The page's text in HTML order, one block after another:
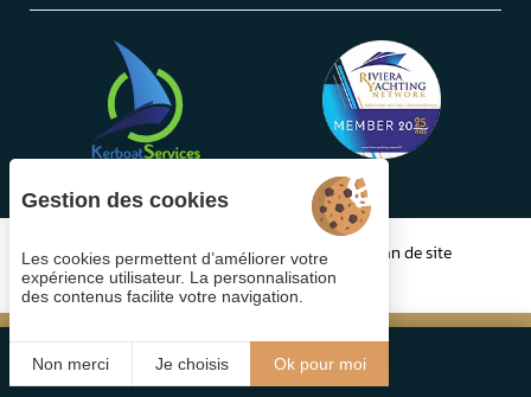
CONTACT FR
Gestion des cookies Mentions légales
Plan de site
© 2025 Juliana Web créateur
Gestion des cookies
Les cookies permettent d’améliorer votre
expérience utilisateur. La personnalisation
des contenus facilite votre navigation.
Non merci Je choisis Ok pour moi